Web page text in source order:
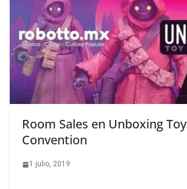
Room Sales en Unboxing Toy
Convention
1 julio, 2019